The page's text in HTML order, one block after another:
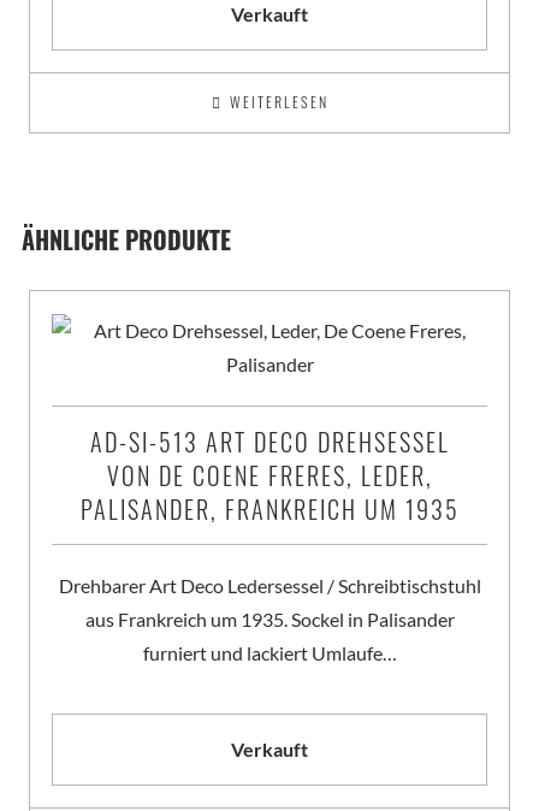
Verkauft
WEITERLESEN
ÄHNLICHE PRODUKTE
AD-SI-513 ART DECO DREHSESSEL
VON DE COENE FRERES, LEDER,
PALISANDER, FRANKREICH UM 1935
Drehbarer Art Deco Ledersessel / Schreibtischstuhl
aus Frankreich um 1935. Sockel in Palisander
furniert und lackiert Umlaufe…
Verkauft